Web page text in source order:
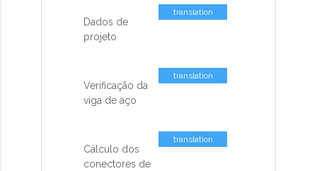
Dados de
projeto
translation
Verificação da
viga de aço
translation
Cálculo dos
conectores de
translation